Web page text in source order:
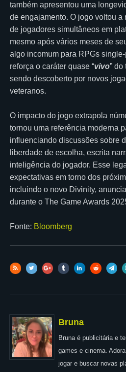
também apresentou uma
de engajamento. O jogo voltou
de jogadores simultâneos em
mesmo após vários meses de
algo incomum para RPGs
reforça o caráter quase “vivo”
sendo descoberto por novos
veteranos.
O impacto do jogo extrapola
tornou uma referência moderna
influenciando discussões sobre
liberdade de escolha, escrita
inteligência do jogador. Esse
expectativas em torno dos
incluindo o novo Divinity,
durante o The Game Awards
Fonte: Bloomberg
Bruna
Bruna é publicitária e
games e cinema.
jogar e buscar novas